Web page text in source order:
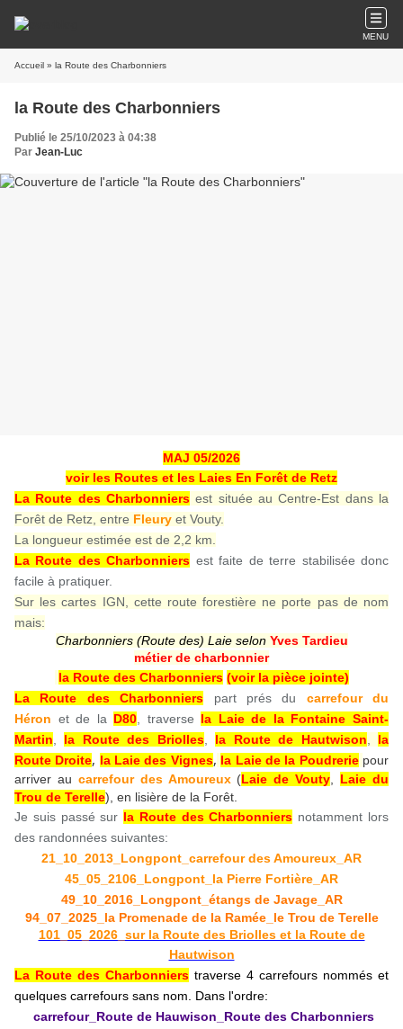
MENU
Accueil » la Route des Charbonniers
la Route des Charbonniers
Publié le 25/10/2023 à 04:38
Par Jean-Luc
MAJ 05/2026
voir les Routes et les Laies En Forêt de Retz
La Route des Charbonniers est située au Centre-Est dans la
Forêt de Retz, entre Fleury et Vouty.
La longueur estimée est de 2,2 km.
La Route des Charbonniers est faite de terre stabilisée donc
facile à pratiquer.
Sur les cartes IGN, cette route forestière ne porte pas de nom
mais:
Charbonniers (Route des) Laie selon Yves Tardieu
métier de charbonnier
la Route des Charbonniers (voir la pièce jointe)
La Route des Charbonniers part prés du carrefour du
Héron et de la D80 , traverse la Laie de la Fontaine Saint-
Martin
la Route des Briolles, la Route de Hautwison
la
Route Droite, la Laie des Vignes, la Laie de la Poudrerie pour
arriver au carrefour des Amoureux(Laie de Vouty
Laie du
Trou de Terelle), en lisière de la Forêt.
Je suis passé sur la Route des Charbonniers notamment lors
des randonnées suivantes:
21_10_2013_Longpont_carrefour des Amoureux_AR
45_05_2106_Longpont_la Pierre Fortière_AR
49_10_2016_Longpont_étangs de Javage_AR
94_07_2025_la Promenade de la Ramée_le Trou de Terelle
101_05_2026_sur la Route des Briolles et la Route de
Hautwison
La Route des Charbonniers traverse 4 carrefours nommés et
quelques carrefours sans nom. Dans l'ordre:
carrefour_Route de Hauwison_Route des Charbonniers